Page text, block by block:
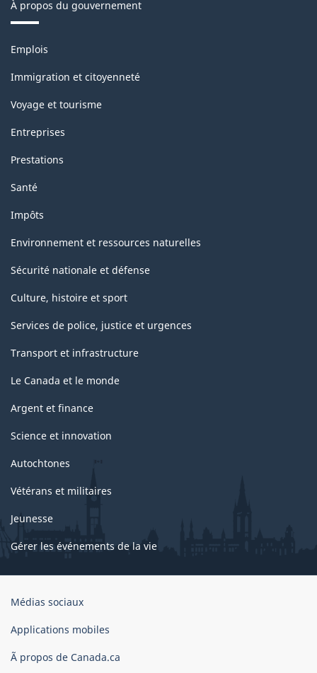
27.13
À propos du gouvernement
Thèmes
sujets
Emplois
Immigration et citoyenneté
Voyage et tourisme
Entreprises
Prestations
Santé
Impôts
Environnement et ressources naturelles
Sécurité nationale et défense
Culture, histoire et sport
Services de police, justice et urgences
Transport et infrastructure
Le Canada et le monde
Argent et finance
Science et innovation
Autochtones
Vétérans et militaires
Jeunesse
Gérer les événements de la vie
Organisation
gouvernement
Canada
Médias sociaux
Applications mobiles
Ã propos de Canada.ca